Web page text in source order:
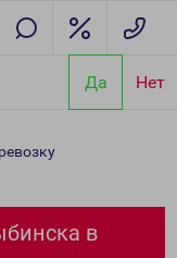
Да Нет
в